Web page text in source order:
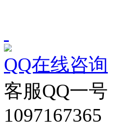
QQ在线咨询
客服QQ一号
1097167365